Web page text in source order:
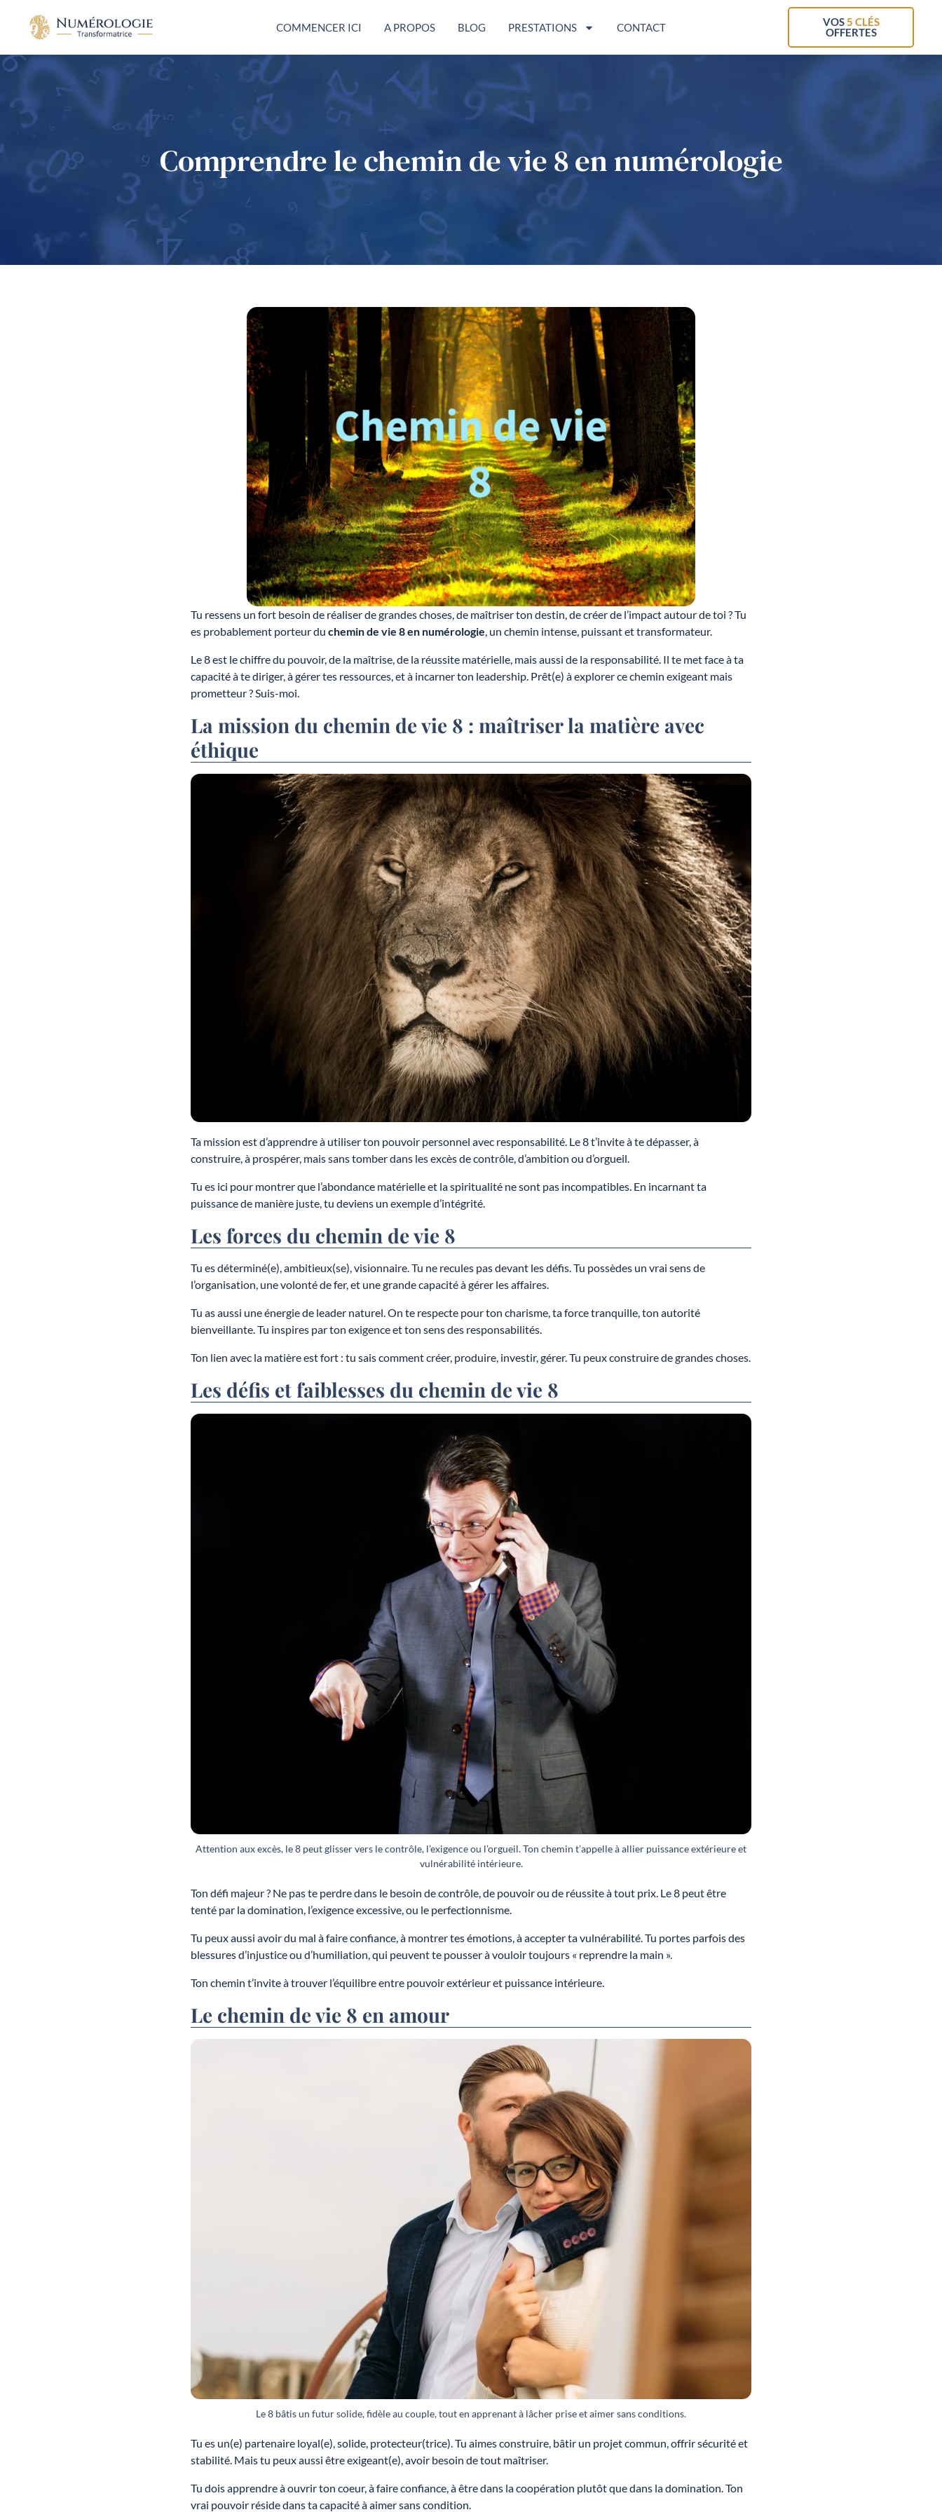
COMMENCER ICI A PROPOS BLOG PRESTATIONS CONTACT VOS5 CLÉS
OFFERTES
Comprendre le chemin de vie 8 en numérologie
Tu ressens un fort besoin de réaliser de grandes choses, de maîtriser ton destin, de créer de l’impact autour de toi ? Tu
es probablement porteur du chemin de vie 8 en numérologie , un chemin intense, puissant et transformateur.
Le 8 est le chiffre du pouvoir, de la maîtrise, de la réussite matérielle, mais aussi de la responsabilité. Il te met face à ta
capacité à te diriger, à gérer tes ressources, et à incarner ton leadership. Prêt(e) à explorer ce chemin exigeant mais
prometteur ? Suis-moi.
La mission du chemin de vie 8 : maîtriser la matière avec
éthique
Ta mission est d’apprendre à utiliser ton pouvoir personnel avec responsabilité. Le 8 t’invite à te dépasser, à
construire, à prospérer, mais sans tomber dans les excès de contrôle, d’ambition ou d’orgueil.
Tu es ici pour montrer que l’abondance matérielle et la spiritualité ne sont pas incompatibles. En incarnant ta
puissance de manière juste, tu deviens un exemple d’intégrité.
Les forces du chemin de vie 8
Tu es déterminé(e), ambitieux(se), visionnaire. Tu ne recules pas devant les défis. Tu possèdes un vrai sens de
l’organisation, une volonté de fer, et une grande capacité à gérer les affaires.
Tu as aussi une énergie de leader naturel. On te respecte pour ton charisme, ta force tranquille, ton autorité
bienveillante. Tu inspires par ton exigence et ton sens des responsabilités.
Ton lien avec la matière est fort : tu sais comment créer, produire, investir, gérer. Tu peux construire de grandes choses.
Les défis et faiblesses du chemin de vie 8
Attention aux excès, le 8 peut glisser vers le contrôle, l’exigence ou l’orgueil. Ton chemin t’appelle à allier puissance extérieure et
vulnérabilité intérieure.
Ton défi majeur ? Ne pas te perdre dans le besoin de contrôle, de pouvoir ou de réussite à tout prix. Le 8 peut être
tenté par la domination, l’exigence excessive, ou le perfectionnisme.
Tu peux aussi avoir du mal à faire confiance, à montrer tes émotions, à accepter ta vulnérabilité. Tu portes parfois des
blessures d’injustice ou d’humiliation, qui peuvent te pousser à vouloir toujours « reprendre la main ».
Ton chemin t’invite à trouver l’équilibre entre pouvoir extérieur et puissance intérieure.
Le chemin de vie 8 en amour
Le 8 bâtis un futur solide, fidèle au couple, tout en apprenant à lâcher prise et aimer sans conditions.
Tu es un(e) partenaire loyal(e), solide, protecteur(trice). Tu aimes construire, bâtir un projet commun, offrir sécurité et
stabilité. Mais tu peux aussi être exigeant(e), avoir besoin de tout maîtriser.
Tu dois apprendre à ouvrir ton coeur, à faire confiance, à être dans la coopération plutôt que dans la domination. Ton
vrai pouvoir réside dans ta capacité à aimer sans condition.